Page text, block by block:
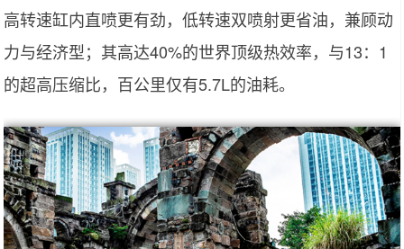
高转速缸内直喷更有劲，低转速双喷射更省油，兼顾动
力与经济型；其高达40%的世界顶级热效率，与13：1
的超高压缩比，百公里仅有5.7L的油耗。